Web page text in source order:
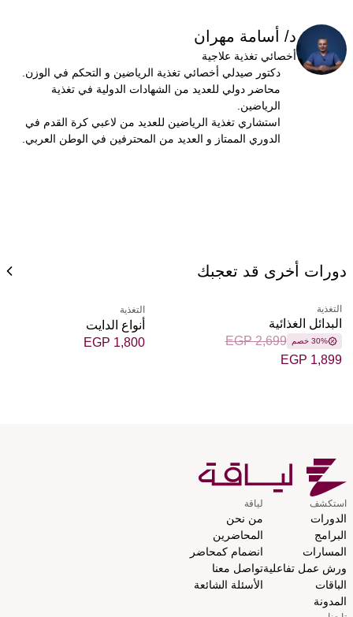
د/ أسامة مهران
أخصائي تغذية علاجية
دكتور صيدلي أخصائي تغذية الرياضين و التحكم في الوزن.
محاضر دولي للعديد من الشهادات الدولية في تغذية
الرياضين.
استشاري تغذية الرياضين للعديد من لاعبي كرة القدم في
الدوري الممتاز و العديد من المحترفين في الوطن العربي.
دورات أخرى قد تعجبك
التغذية
البدائل الغذائية
30% خصم
EGP 2,699
EGP 1,899
التغذية
أنواع الدايت
EGP 1,800
استكشف
الدورات
البرامج
المسارات
ورش عمل تفاعلية
الباقات
المدونة
لياقة
من نحن
المحاضرين
انضمام كمحاضر
تواصل معنا
الأسئلة الشائعة